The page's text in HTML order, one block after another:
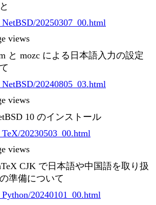
20250307_00.html
views
と mozc による日本語入力の設定
20240805_03.html
views
10 のインストール
20230503_00.html
views
CJK で日本語や中国語を取り扱
準備について
20240101_00.html